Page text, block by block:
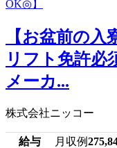
【お盆前の
リフト免許必
メーカ...
株式会社ニッコー
給与 月収例